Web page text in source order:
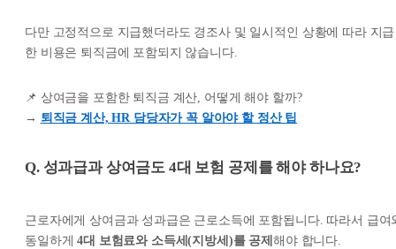
다만 고정적으로 지급했더라도 경조사 및 일시적인 상황에 따라 지급
한 비용은 퇴직금에 포함되지 않습니다.
📌 상여금을 포함한 퇴직금 계산, 어떻게 해야 할까?
→ 퇴직금 계산, HR 담당자가 꼭 알아야 할 정산 팁
Q. 성과급과 상여금도 4대 보험 공제를 해야 하나요?
근로자에게 상여금과 성과급은 근로소득에 포함됩니다. 따라서 급여
동일하게4대 보험료와 소득세(지방세)를 공제해야 합니다.